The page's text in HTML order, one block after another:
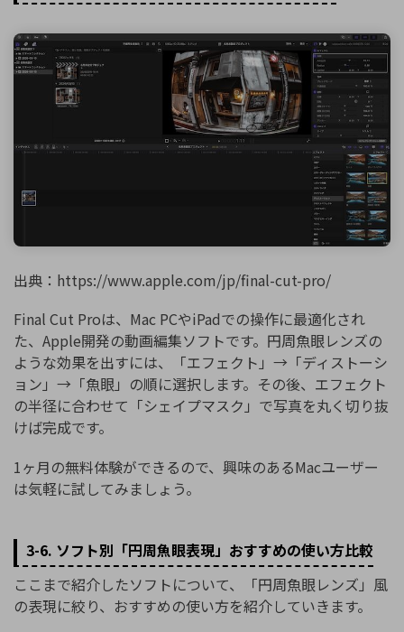
出典：https://www.apple.com/jp/final-cut-pro/
Final Cut Proは、Mac PCやiPadでの操作に最適化され
た、Apple開発の動画編集ソフトです。円周魚眼レンズの
ような効果を出すには、「エフェクト」→「ディストーシ
ョン」→「魚眼」の順に選択します。その後、エフェクト
の半径に合わせて「シェイプマスク」で写真を丸く切り抜
けば完成です。
1ヶ月の無料体験ができるので、興味のあるMacユーザー
は気軽に試してみましょう。
3-6. ソフト別「円周魚眼表現」おすすめの使い方比較
ここまで紹介したソフトについて、「円周魚眼レンズ」風
の表現に絞り、おすすめの使い方を紹介していきます。